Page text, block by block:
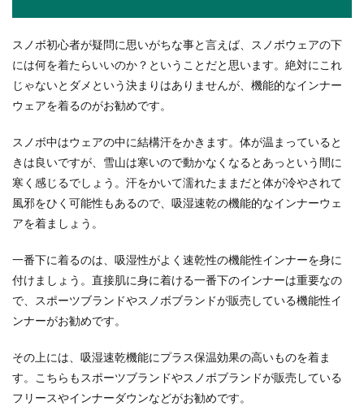
スノボ初心者が疑問に思いがちな事と言えば、スノボウェアの下
には何を着たらいいのか？ということだと思います。絶対にこれ
じゃないとダメという決まりはありませんが、機能的なインナー
ウェアを着るのがお勧めです。
スノボ中はウェアの中に結構汗をかきます。体が温まっていると
きは良いですが、雪山は寒いので動かなくなるとあっという間に
寒く感じるでしょう。汗をかいて濡れたままだと体が冷やされて
風邪をひく可能性もあるので、吸湿速乾の機能的なインナーウェ
アを着ましょう。
一番下に着るのは、吸湿性がよく速乾性の機能性インナーを身に
付けましょう。直接肌に身に着ける一番下のインナーは重要なの
で、スポーツブランドやスノボブランドが販売している機能性イ
ンナーがお勧めです。
その上には、吸湿速乾機能にプラス保温効果の高いものを着ま
す。こちらもスポーツブランドやスノボブランドが販売している
フリースやインナーダウンなどがお勧めです。